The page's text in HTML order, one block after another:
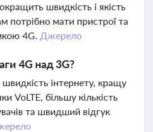
швидкість і якість
потрібно мати пристрої та
4G. Джерело
4G над 3G?
інтернету, кращу
VoLTE, більшу кількість
та швидший відгук